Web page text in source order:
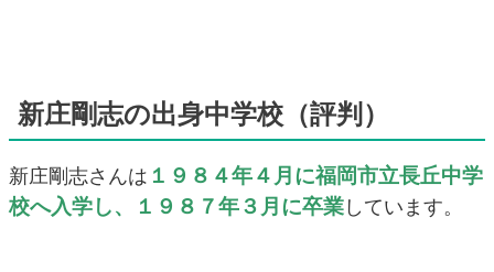
新庄剛志の出身中学校（評判）
新庄剛志さんは １９８４年４月に福岡市立長丘中学
校へ入学し、１９８７年３月に卒業 しています。